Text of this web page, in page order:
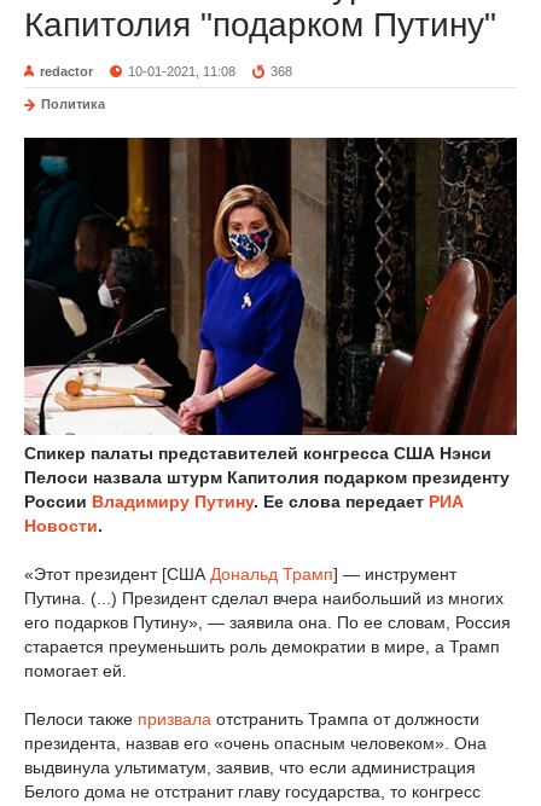
Капитолия "подарком Путину"
redactor 10-01-2021, 11:08 368
Политика
Спикер палаты представителей конгресса США Нэнси
Пелоси назвала штурм Капитолия подарком президенту
России Владимиру Путину. Ее слова передает РИА
Новости.
«Этот президент [США Дональд Трамп] — инструмент
Путина. (...) Президент сделал вчера наибольший из многих
его подарков Путину», — заявила она. По ее словам, Россия
старается преуменьшить роль демократии в мире, а Трамп
помогает ей.
Пелоси также призвала отстранить Трампа от должности
президента, назвав его «очень опасным человеком». Она
выдвинула ультиматум, заявив, что если администрация
Белого дома не отстранит главу государства, то конгресс